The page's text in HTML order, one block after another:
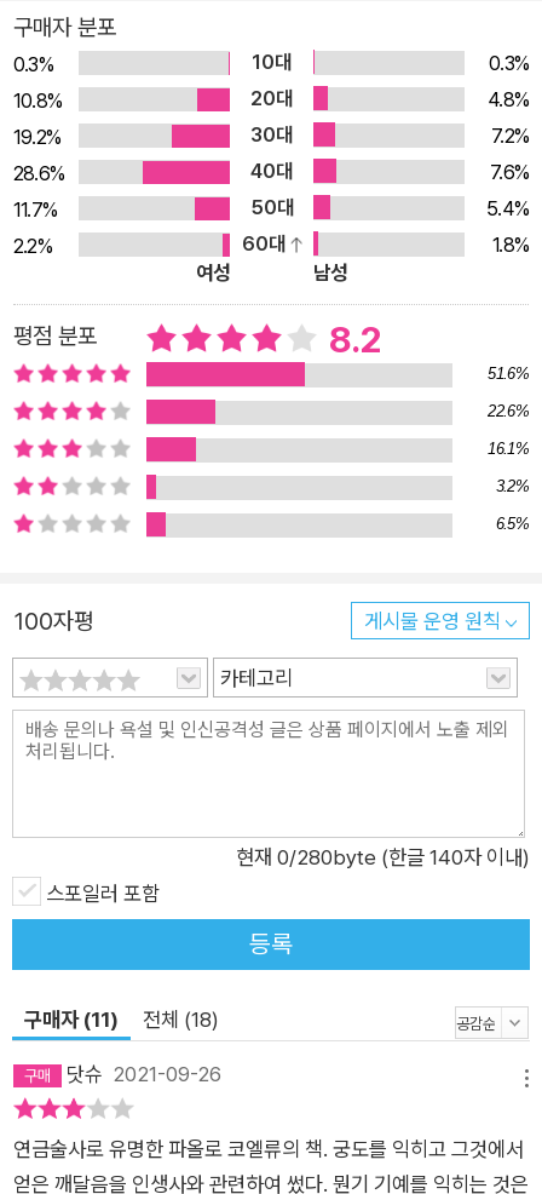
을 가진 독자라면 시처럼 풍부한 은유 속에 담긴 인생의 지혜, 의
미 있는 삶을 위한 마음가짐에 대한 메시지를 읽어낼 수 있을 것
이다. 포르투갈어 원작 텍스트의 여운과 감동을 배가하기 위해 한
국어판에는 『엄마 마중』 『책과 노니는 집』 등으로 유명한 화가 김
동성의 그림 스물두 점을 함께 실었다. 평소 꾸준히 궁도를 수련
해온 것으로 알려진 코엘료는 산티아고데콤포스텔라 순례 여행
이후 대표작 『연금술사』와 『순례자』를 썼듯, 다시 한번 자신의 구
체적이고 생생한 경험에서 우러나온 깨달음과 삶의 진리를 전한
신화를 찾아가듯, 독자는 『아처』에 담긴 활쏘기의 각 단계를 통해
최고의 자리에서 한 걸음 더 나아가 영혼의 평정에 이르고, 마침
내 우아하고 현명하게 인생을 살아갈 수 있는 ‘마음 수련법’을 발
견해낼 것이다. 파울로 코엘료는 이번에도 우리에게 이야기 그 이
상을 전한다. 그의 책 속에는 진정한 삶의 규율이 담겨 있다. _르
몽드 데 를리지옹 화살을 쏜다는 것은 단순히 텅 빈 표적을 맞히
는 것이 아니라 활을 통해 세상을 보려고 노력하는 것입니다. _파
주제 속에 담긴 하나의 인생 진리 궁술로 최고의 경지에 오른 이
방인이 먼길을 돌아 전설적인 명궁 ‘진’을 찾아오며 『아처』의 이
야기는 시작된다. 진과 활쏘기 대결을 펼치러 왔다는 이방인의 말
에 소년은 깜짝 놀란다. 진은 이제 이름 없는 목수로 살아가고 있
기에 아무도 그가 활을 손에 쥔 모습조차 본 적 없었기 때문이다.
이방인을 마주한 진은 딱딱하게 굳은 얼굴로 묵묵히 목공 일을 계
속하지만, “오랜 수련 끝에 완벽의 경지에 이르렀음을 스스로 증
명하고 싶을 뿐”이라는 이방인의 설득에 결국 도전을 받아들인
한순간, 궁사와 활은 미동도 하지 않”다가 화살이 쏘아진다. 소년
은 화살이 날아가는 지점을 바라보았으나 아무것도 보이지 않았
고, 화살은 시야에서 완전히 사라지는 듯하다가 멀리서 다시 나타
난다. 화살은 40미터 거리의 작은 체리 열매를 관통한 채 바닥에
떨어져 있다. 진의 차례가 되자, 진은 이방인에게 화살을 하나 빌
구매자 분포
0.3% 10대
0.3%
10.8%
20대
4.8%
19.2%
30대
7.2%
28.6%
40대
7.6%
11.7%
50대
5.4%
2.2%
60대
1.8%
여성
남성
평점 분포 8.2
51.6%
22.6%
16.1%
3.2%
6.5%
100자평 게시물 운영 원칙
카테고리
현재 0/280byte (한글 140자 이내)
스포일러 포함
등록
구매자 (11) 전체 (18)
닷슈 2021-09-26
연금술사로 유명한 파올로 코엘류의 책. 궁도를 익히고 그것에서
얻은 깨달음을 인생사와 관련하여 썼다. 뭔기 기예를 익히는 것은